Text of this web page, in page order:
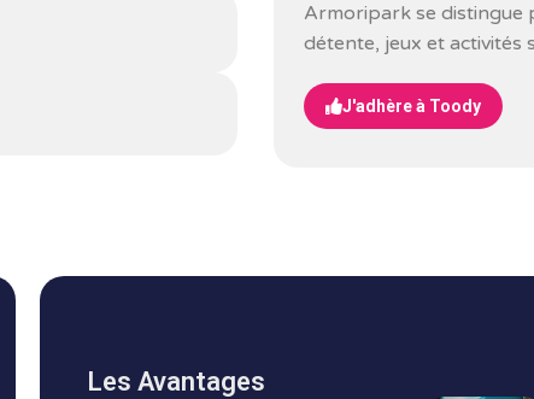
Armoripark se distingue
détente, jeux et activités
J'adhère à Toody
Les Avantages